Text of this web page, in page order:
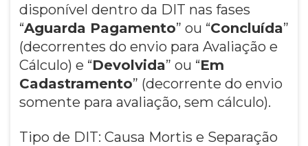
disponível dentro da DIT nas fases
“Aguarda Pagamento” ou “Concluída”
(decorrentes do envio para Avaliação e
Cálculo) e “Devolvida” ou “Em
Cadastramento” (decorrente do envio
somente para avaliação, sem cálculo).
Tipo de DIT: Causa Mortis e Separação